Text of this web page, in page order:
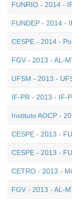
FUNRIO - 2014 -
FUNDEP - 2014 -
CESPE - 2014 -
FGV - 2013 - AL-
UFSM - 2013 -
IF-PR - 2013 - IF-
Instituto AOCP -
CESPE - 2013 -
CESPE - 2013 -
CETRO - 2013 -
FGV - 2013 - AL-